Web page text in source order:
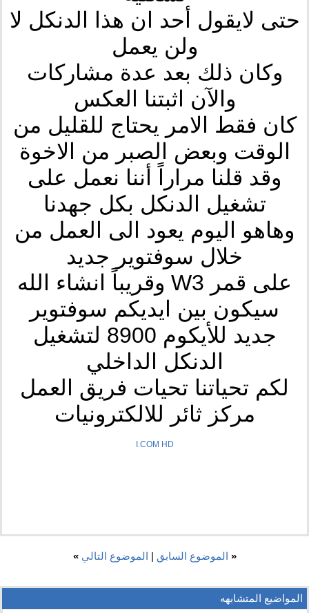
حتى لايقول أحد ان هذا الدنكل لا
ولن يعمل
وكان ذلك بعد عدة مشاركات
والآن اثبتنا العكس
كان فقط الامر يحتاج للقليل من
الوقت وبعض الصبر من الاخوة
وقد قلنا مراراً أننا نعمل على
تشغيل الدنكل بكل جهدنا
وهاهو اليوم يعود الى العمل من
خلال سوفتوير جديد
على قمر W3 وقريباً انشاء الله
سيكون بين ايديكم سوفتوير
جديد للأيكوم 8900 لتشغيل
الدنكل الداخلي
لكم تحياتنا تحيات فريق العمل
مركز ثائر للالكترونيات
I.COM HD
« الموضوع السابق | الموضوع التالي »
المواضيع المتشابهه